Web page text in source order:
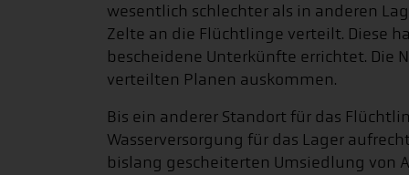
wesentlich schlechter als in anderen
Zelte an die Flüchtlinge verteilt. Diese
bescheidene Unterkünfte errichtet. Die
verteilten Planen auskommen.
Bis ein anderer Standort für das
Wasserversorgung für das Lager
bislang gescheiterten Umsiedlung von